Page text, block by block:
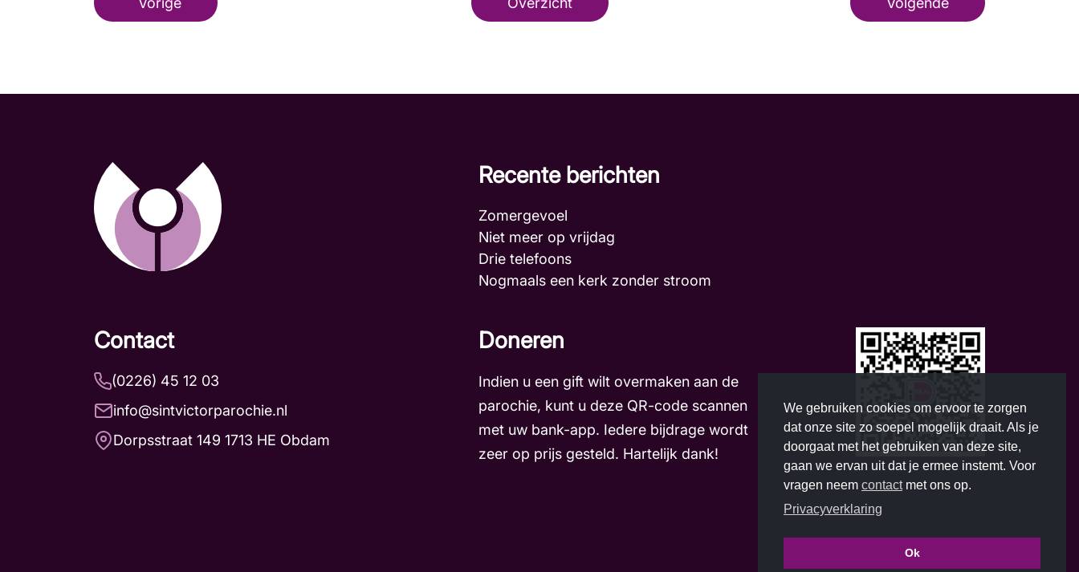
Recente berichten
Zomergevoel
Niet meer op vrijdag
Drie telefoons
Nogmaals een kerk zonder stroom
Contact
(0226) 45 12 03
info@sintvictorparochie.nl
Dorpsstraat 149 1713 HE Obdam
Doneren
Indien u een gift wilt overmaken aan de
parochie, kunt u deze QR-code scannen
met uw bank-app. Iedere bijdrage wordt
zeer op prijs gesteld. Hartelijk dank!
We gebruiken cookies om ervoor te zorgen
dat onze site zo soepel mogelijk draait. Als je
doorgaat met het gebruiken van deze site,
gaan we ervan uit dat je ermee instemt. Voor
vragen neem contactmet ons op.
Privacyverklaring
Ok